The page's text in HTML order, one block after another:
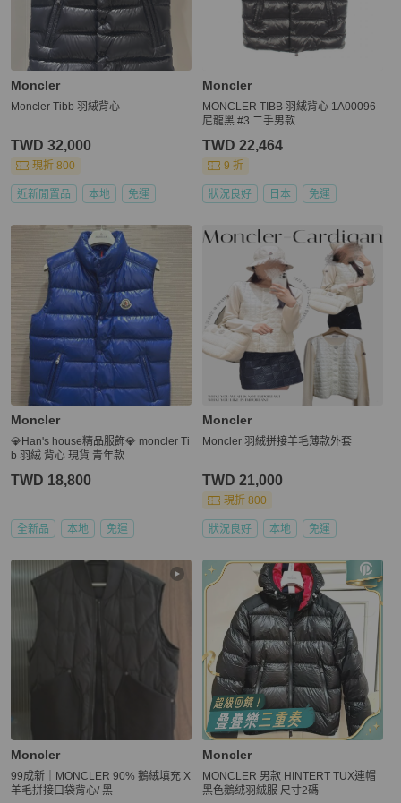
Moncler
Moncler Tibb 羽絨背心
TWD 32,000
現折 800
近新閒置品 本地 免運
Moncler
MONCLER TIBB 羽絨背心 1A00096
尼龍黑 #3 二手男款
TWD 22,464
9 折
狀況良好 日本 免運
Moncler
💎Han's house精品服飾💎 moncler Ti
b 羽絨 背心 現貨 青年款
TWD 18,800
全新品 本地 免運
Moncler
Moncler 羽絨拼接羊毛薄款外套
TWD 21,000
現折 800
狀況良好 本地 免運
Moncler
99成新｜MONCLER 90% 鵝絨填充 X
羊毛拼接口袋背心/ 黑
Moncler
MONCLER 男款 HINTERT TUX連帽
黑色鵝绒羽絨服 尺寸2碼